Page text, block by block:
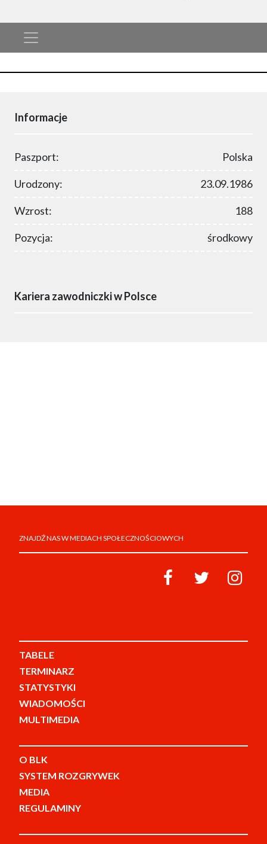
Informacje
Paszport: Polska
Urodzony: 23.09.1986
Wzrost: 188
Pozycja: środkowy
Kariera zawodniczki w Polsce
ZNAJDŹ NAS W MEDIACH SPOŁECZNOŚCIOWYCH
TABELE
TERMINARZ
STATYSTYKI
WIADOMOŚCI
MULTIMEDIA
O BLK
SYSTEM ROZGRYWEK
MEDIA
REGULAMINY